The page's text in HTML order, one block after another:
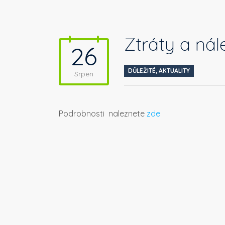
26
Srpen
Ztráty a
DŮLEŽITÉ, AKTUALITY
Podrobnosti naleznete zde